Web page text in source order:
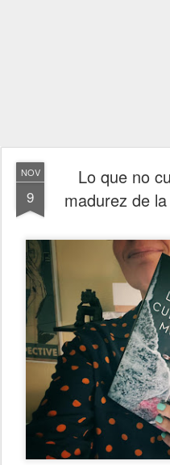
NOV
9
Lo que no
madurez de